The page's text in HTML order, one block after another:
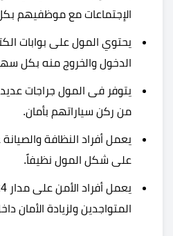
الإجتماعات مع موظفيهم
يحتوي المول على بوابات
الدخول والخروج منه بكل
يتوفر فى المول جراجات
من ركن سياراتهم بأمان.
يعمل أفراد النظافة
على شكل المول نظيفاً.
المتواجدين ولزيادة الأمان